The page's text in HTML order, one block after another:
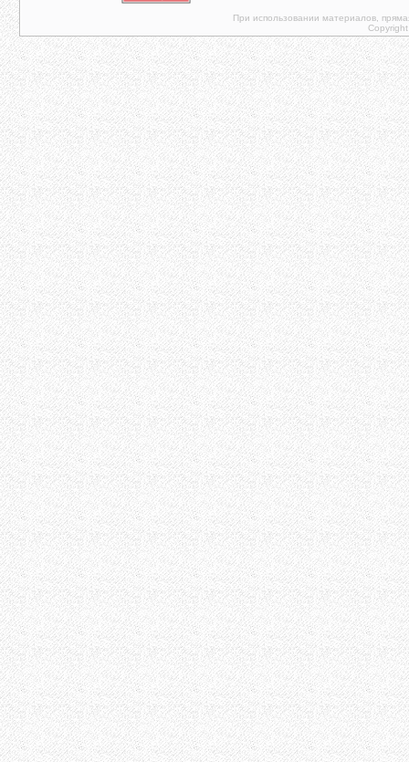
При использовании материалов,